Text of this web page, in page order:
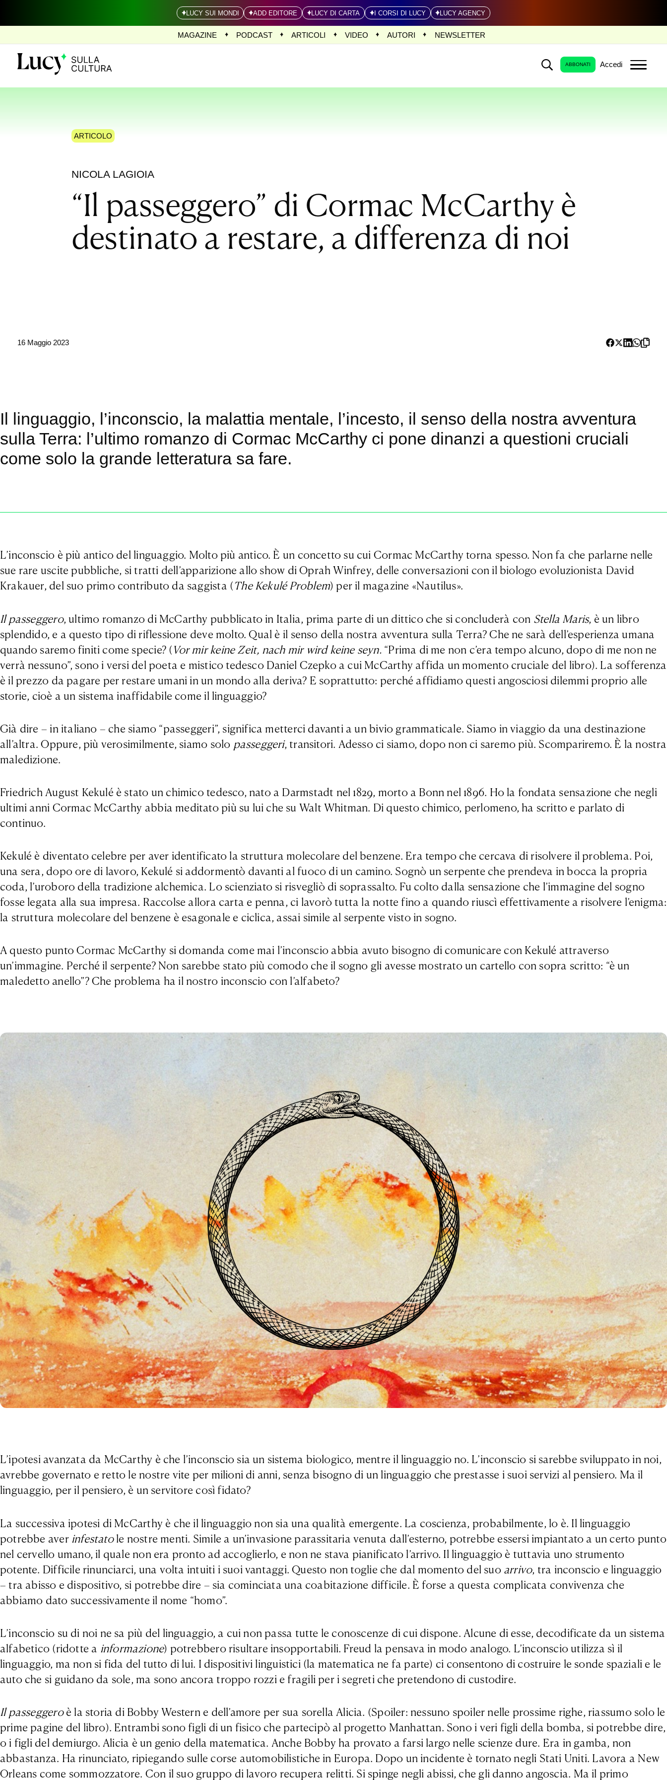
LUCY SUI MONDI ADD EDITORE LUCY DI CARTA I CORSI DI LUCY LUCY AGENCY
MAGAZINE PODCAST ARTICOLI VIDEO AUTORI NEWSLETTER
ABBONATI Accedi
ARTICOLO
NICOLA LAGIOIA
“Il passeggero” di Cormac McCarthy è
destinato a restare, a differenza di noi
16 Maggio 2023
Il linguaggio, l’inconscio, la malattia mentale, l’incesto, il senso della nostra avventura
sulla Terra: l’ultimo romanzo di Cormac McCarthy ci pone dinanzi a questioni cruciali
come solo la grande letteratura sa fare.
L’inconscio è più antico del linguaggio. Molto più antico. È un concetto su cui Cormac McCarthy torna spesso. Non fa che parlarne nelle
sue rare uscite pubbliche, si tratti dell’apparizione allo show di Oprah Winfrey, delle conversazioni con il biologo evoluzionista David
Krakauer, del suo primo contributo da saggista (The Kekulé Problem) per il magazine «Nautilus».
Il passeggero, ultimo romanzo di McCarthy pubblicato in Italia, prima parte di un dittico che si concluderà con Stella Maris, è un libro
splendido, e a questo tipo di riflessione deve molto. Qual è il senso della nostra avventura sulla Terra? Che ne sarà dell’esperienza umana
quando saremo finiti come specie? (Vor mir keine Zeit, nach mir wird keine seyn. “Prima di me non c’era tempo alcuno, dopo di me non ne
verrà nessuno”, sono i versi del poeta e mistico tedesco Daniel Czepko a cui McCarthy affida un momento cruciale del libro). La sofferenza
è il prezzo da pagare per restare umani in un mondo alla deriva? E soprattutto: perché affidiamo questi angosciosi dilemmi proprio alle
storie, cioè a un sistema inaffidabile come il linguaggio?
Già dire – in italiano – che siamo “passeggeri”, significa metterci davanti a un bivio grammaticale. Siamo in viaggio da una destinazione
all’altra. Oppure, più verosimilmente, siamo solo passeggeri, transitori. Adesso ci siamo, dopo non ci saremo più. Scompariremo. È la nostra
maledizione.
Friedrich August Kekulé è stato un chimico tedesco, nato a Darmstadt nel 1829, morto a Bonn nel 1896. Ho la fondata sensazione che negli
ultimi anni Cormac McCarthy abbia meditato più su lui che su Walt Whitman. Di questo chimico, perlomeno, ha scritto e parlato di
continuo.
Kekulé è diventato celebre per aver identificato la struttura molecolare del benzene. Era tempo che cercava di risolvere il problema. Poi,
una sera, dopo ore di lavoro, Kekulé si addormentò davanti al fuoco di un camino. Sognò un serpente che prendeva in bocca la propria
coda, l’uroboro della tradizione alchemica. Lo scienziato si risvegliò di soprassalto. Fu colto dalla sensazione che l’immagine del sogno
fosse legata alla sua impresa. Raccolse allora carta e penna, ci lavorò tutta la notte fino a quando riuscì effettivamente a risolvere l’enigma:
la struttura molecolare del benzene è esagonale e ciclica, assai simile al serpente visto in sogno.
A questo punto Cormac McCarthy si domanda come mai l’inconscio abbia avuto bisogno di comunicare con Kekulé attraverso
un’immagine. Perché il serpente? Non sarebbe stato più comodo che il sogno gli avesse mostrato un cartello con sopra scritto: “è un
maledetto anello”? Che problema ha il nostro inconscio con l’alfabeto?
L’ipotesi avanzata da McCarthy è che l’inconscio sia un sistema biologico, mentre il linguaggio no. L’inconscio si sarebbe sviluppato in noi,
avrebbe governato e retto le nostre vite per milioni di anni, senza bisogno di un linguaggio che prestasse i suoi servizi al pensiero. Ma il
linguaggio, per il pensiero, è un servitore così fidato?
La successiva ipotesi di McCarthy è che il linguaggio non sia una qualità emergente. La coscienza, probabilmente, lo è. Il linguaggio
potrebbe aver infestatole nostre menti. Simile a un’invasione parassitaria venuta dall’esterno, potrebbe essersi impiantato a un certo punto
nel cervello umano, il quale non era pronto ad accoglierlo, e non ne stava pianificato l’arrivo. Il linguaggio è tuttavia uno strumento
potente. Difficile rinunciarci, una volta intuiti i suoi vantaggi. Questo non toglie che dal momento del suo arrivo, tra inconscio e linguaggio
– tra abisso e dispositivo, si potrebbe dire – sia cominciata una coabitazione difficile. È forse a questa complicata convivenza che
abbiamo dato successivamente il nome “homo”.
L’inconscio su di noi ne sa più del linguaggio, a cui non passa tutte le conoscenze di cui dispone. Alcune di esse, decodificate da un sistema
alfabetico (ridotte a informazione) potrebbero risultare insopportabili. Freud la pensava in modo analogo. L’inconscio utilizza sì il
linguaggio, ma non si fida del tutto di lui. I dispositivi linguistici (la matematica ne fa parte) ci consentono di costruire le sonde spaziali e le
auto che si guidano da sole, ma sono ancora troppo rozzi e fragili per i segreti che pretendono di custodire.
Il passeggeroè la storia di Bobby Western e dell’amore per sua sorella Alicia. (Spoiler: nessuno spoiler nelle prossime righe, riassumo solo le
prime pagine del libro). Entrambi sono figli di un fisico che partecipò al progetto Manhattan. Sono i veri figli della bomba, si potrebbe dire,
o i figli del demiurgo. Alicia è un genio della matematica. Anche Bobby ha provato a farsi largo nelle scienze dure. Era in gamba, non
abbastanza. Ha rinunciato, ripiegando sulle corse automobilistiche in Europa. Dopo un incidente è tornato negli Stati Uniti. Lavora a New
Orleans come sommozzatore. Con il suo gruppo di lavoro recupera relitti. Si spinge negli abissi, che gli danno angoscia. Ma il primo